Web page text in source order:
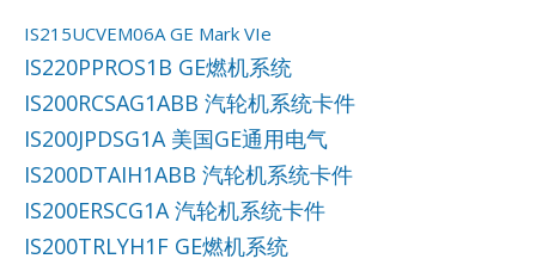
IS215UCVEM06A GE Mark VIe
IS220PPROS1B GE燃机系统
IS200RCSAG1ABB 汽轮机系统卡件
IS200JPDSG1A 美国GE通用电气
IS200DTAIH1ABB 汽轮机系统卡件
IS200ERSCG1A 汽轮机系统卡件
IS200TRLYH1F GE燃机系统